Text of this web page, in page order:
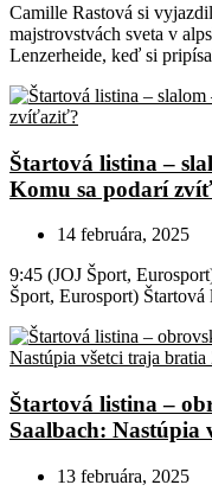
Camille Rastová si
majstrovstvách sveta v
Lenzerheide, keď si
Štartová listina –
Komu sa podarí
14 februára, 2025
9:45 (JOJ Šport,
Šport, Eurosport) Štartová
Štartová listina –
Saalbach: Nastúpia
13 februára, 2025